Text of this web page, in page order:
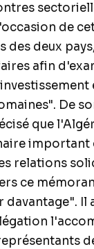
de
des deux
afin
De
que
relations
ce
davantage". Il